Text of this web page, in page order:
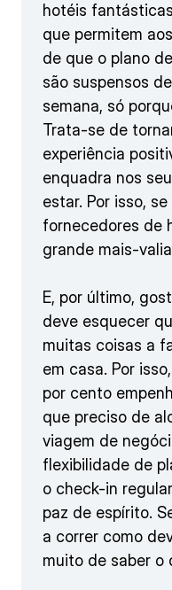
hotéis
que permitem
de que o plano
são suspensos
semana, só
Trata-se de
experiência
enquadra nos
estar. Por isso,
fornecedores de
grande mais-
E, por último,
deve esquecer
muitas coisas a
em casa. Por
por cento
que preciso de
viagem de
flexibilidade de
o check-in
paz de espírito.
a correr como
muito de saber o